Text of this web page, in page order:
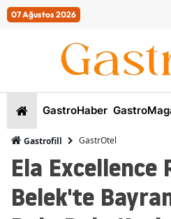
07 Ağustos 2026
GastroHaber
Gastrofill GastrOtel
Ela Excellence
Belek'te